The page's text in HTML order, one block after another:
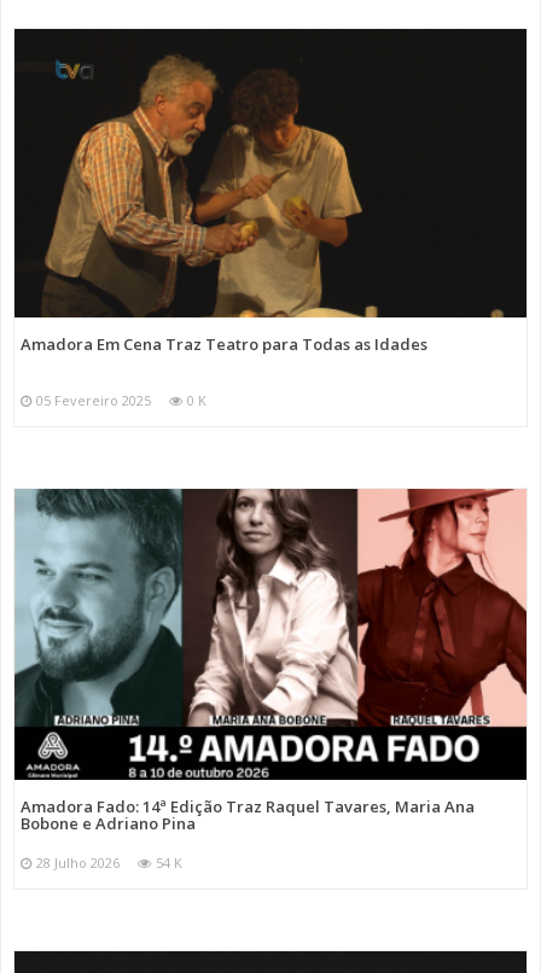
Amadora Em Cena Traz Teatro para Todas as Idades
05 Fevereiro 2025 0 K
Amadora Fado: 14ª Edição Traz Raquel Tavares, Maria Ana
Bobone e Adriano Pina
28 Julho 2026 54 K